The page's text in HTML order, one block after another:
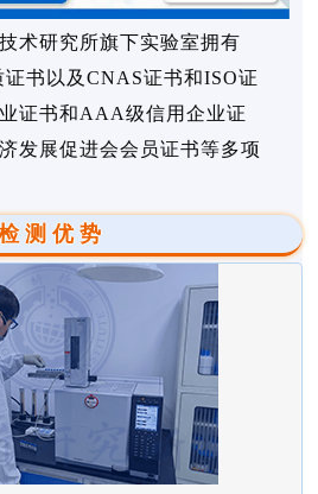
术研究所旗下实验室拥有
书以及CNAS证书和ISO证
证书和AAA级信用企业证
发展促进会会员证书等多项
测优势